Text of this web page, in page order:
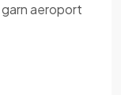
aeroport